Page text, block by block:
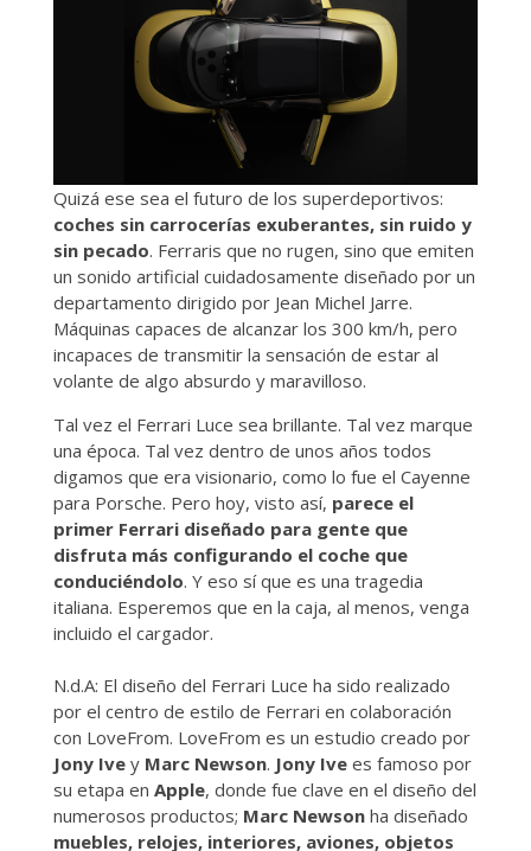
Quizá ese sea el futuro de los superdeportivos:
coches sin carrocerías exuberantes, sin ruido y
sin pecado. Ferraris que no rugen, sino que emiten
un sonido artificial cuidadosamente diseñado por un
departamento dirigido por Jean Michel Jarre.
Máquinas capaces de alcanzar los 300 km/h, pero
incapaces de transmitir la sensación de estar al
volante de algo absurdo y maravilloso.
Tal vez el Ferrari Luce sea brillante. Tal vez marque
una época. Tal vez dentro de unos años todos
digamos que era visionario, como lo fue el Cayenne
para Porsche. Pero hoy, visto así, parece el
primer Ferrari diseñado para gente que
disfruta más configurando el coche que
conduciéndolo. Y eso sí que es una tragedia
italiana. Esperemos que en la caja, al menos, venga
incluido el cargador.
N.d.A: El diseño del Ferrari Luce ha sido realizado
por el centro de estilo de Ferrari en colaboración
con LoveFrom. LoveFrom es un estudio creado por
Jony Ivey Marc Newson. Jony Ivees famoso por
su etapa en Apple, donde fue clave en el diseño del
numerosos productos; Marc Newsonha diseñado
muebles, relojes, interiores, aviones, objetos